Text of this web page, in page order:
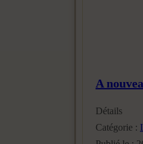
A
Détails
Catégorie :